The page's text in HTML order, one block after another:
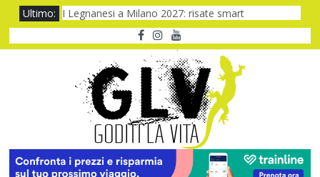
Ultimo: I Legnanesi a Milano 2027: risate smart
Film al cinema ad agosto 2026: le novità
Dentro Viaggio e Vedo, dove il turismo prende voce
Quando il CUP ti fa aspettare troppo
Baviera da fiaba tra castelli e meraviglie